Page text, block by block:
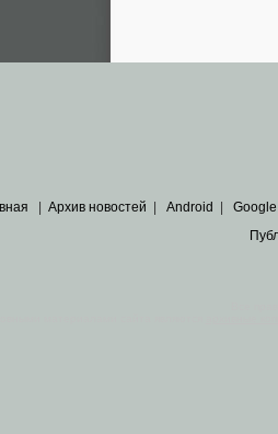
Архив новостей Android Google